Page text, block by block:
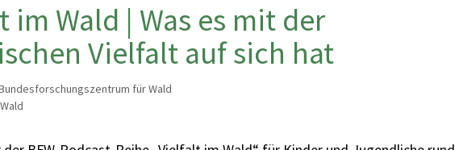
im Wald | Was es mit der
Vielfalt auf sich hat
für Wald